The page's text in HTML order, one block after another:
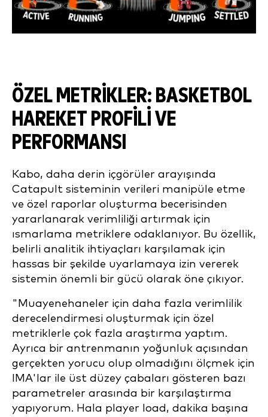
ÖZEL METRIKLER: BASKETBOL
HAREKET PROFILI VE
PERFORMANSI
Kabo, daha derin içgörüler arayışında
Catapult sisteminin verileri manipüle etme
ve özel raporlar oluşturma becerisinden
yararlanarak verimliliği artırmak için
ısmarlama metriklere odaklanıyor. Bu özellik,
belirli analitik ihtiyaçları karşılamak için
hassas bir şekilde uyarlamaya izin vererek
sistemin önemli bir gücü olarak öne çıkıyor.
"Muayenehaneler için daha fazla verimlilik
derecelendirmesi oluşturmak için özel
metriklerle çok fazla araştırma yaptım.
Ayrıca bir antrenmanın yoğunluk açısından
gerçekten yorucu olup olmadığını ölçmek için
IMA'lar ile üst düzey çabaları gösteren bazı
parametreler arasında bir karşılaştırma
yapıyorum. Hala player load, dakika başına